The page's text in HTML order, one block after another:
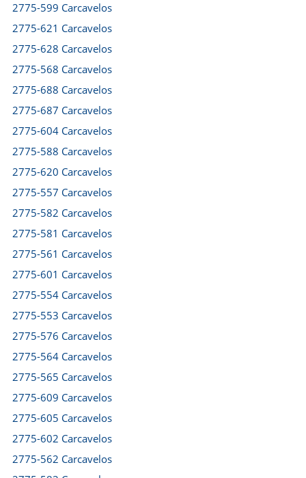
2775-599 Carcavelos
2775-621 Carcavelos
2775-628 Carcavelos
2775-568 Carcavelos
2775-688 Carcavelos
2775-687 Carcavelos
2775-604 Carcavelos
2775-588 Carcavelos
2775-620 Carcavelos
2775-557 Carcavelos
2775-582 Carcavelos
2775-581 Carcavelos
2775-561 Carcavelos
2775-601 Carcavelos
2775-554 Carcavelos
2775-553 Carcavelos
2775-576 Carcavelos
2775-564 Carcavelos
2775-565 Carcavelos
2775-609 Carcavelos
2775-605 Carcavelos
2775-602 Carcavelos
2775-562 Carcavelos